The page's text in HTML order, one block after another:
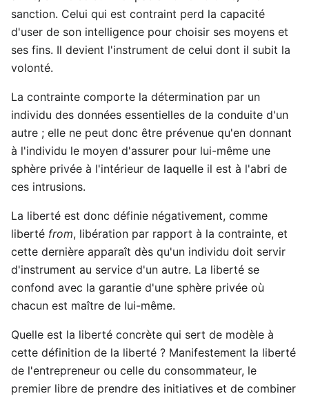
sanction. Celui qui est contraint perd la capacité
d'user de son intelligence pour choisir ses moyens et
ses fins. Il devient l'instrument de celui dont il subit la
volonté.
La contrainte comporte la détermination par un
individu des données essentielles de la conduite d'un
autre ; elle ne peut donc être prévenue qu'en donnant
à l'individu le moyen d'assurer pour lui-même une
sphère privée à l'intérieur de laquelle il est à l'abri de
ces intrusions.
La liberté est donc définie négativement, comme
liberté from, libération par rapport à la contrainte, et
cette dernière apparaît dès qu'un individu doit servir
d'instrument au service d'un autre. La liberté se
confond avec la garantie d'une sphère privée où
chacun est maître de lui-même.
Quelle est la liberté concrète qui sert de modèle à
cette définition de la liberté ? Manifestement la liberté
de l'entrepreneur ou celle du consommateur, le
premier libre de prendre des initiatives et de combiner